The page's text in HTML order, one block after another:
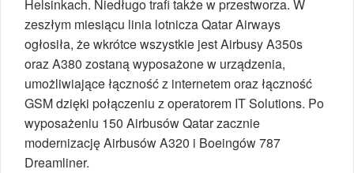
Helsinkach. Niedługo trafi także w przestworza. W
zeszłym miesiącu linia lotnicza Qatar Airways
ogłosiła, że wkrótce wszystkie jest Airbusy A350s
oraz A380 zostaną wyposażone w urządzenia,
umożliwiające łączność z internetem oraz łączność
GSM dzięki połączeniu z operatorem IT Solutions. Po
wyposażeniu 150 Airbusów Qatar zacznie
modernizację Airbusów A320 i Boeingów 787
Dreamliner.